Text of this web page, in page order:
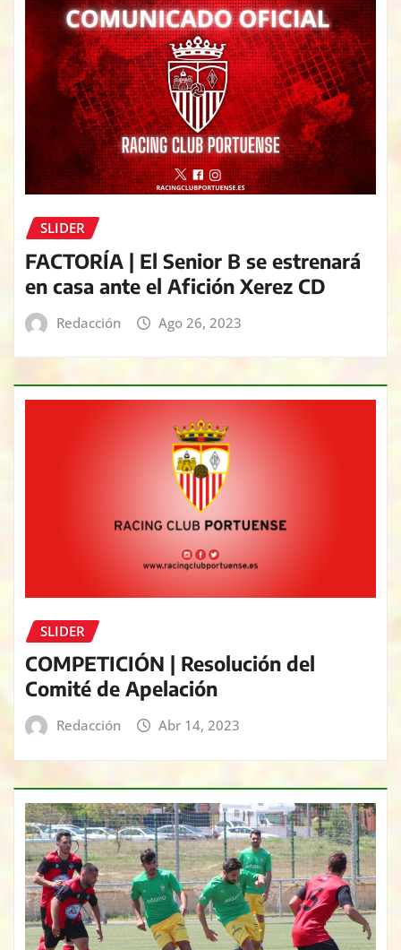
SLIDER
FACTORÍA | El Senior B se estrenará
en casa ante el Afición Xerez CD
Redacción Ago 26, 2023
SLIDER
COMPETICIÓN | Resolución del
Comité de Apelación
Redacción Abr 14, 2023